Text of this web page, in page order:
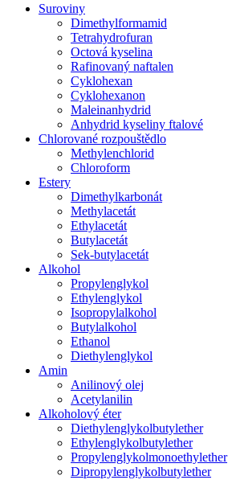
Suroviny
Dimethylformamid
Tetrahydrofuran
Octová kyselina
Rafinovaný naftalen
Cyklohexan
Cyklohexanon
Maleinanhydrid
Anhydrid kyseliny ftalové
Chlorované rozpouštědlo
Methylenchlorid
Chloroform
Estery
Dimethylkarbonát
Methylacetát
Ethylacetát
Butylacetát
Sek-butylacetát
Alkohol
Propylenglykol
Ethylenglykol
Isopropylalkohol
Butylalkohol
Ethanol
Diethylenglykol
Amin
Anilinový olej
Acetylanilin
Alkoholový éter
Diethylenglykolbutylether
Ethylenglykolbutylether
Propylenglykolmonoethylether
Dipropylenglykolbutylether